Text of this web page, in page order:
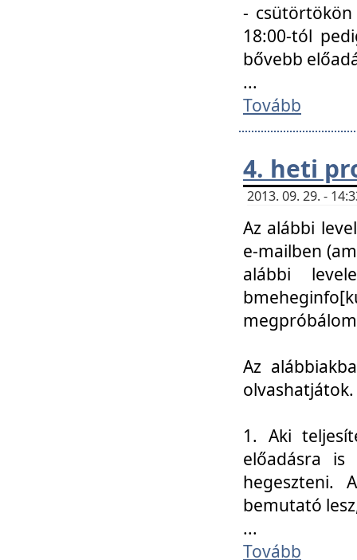
- csütörtökön
18:00-tól
bővebb
...
Tovább
4. heti
2013. 09. 29. -
Az alábbi
e-mailben
alábbi
Az
olvashatjátok.
1. Aki
előadásra
hegeszteni.
bemutató
...
Tovább